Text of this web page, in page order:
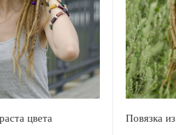
цвета Повязка